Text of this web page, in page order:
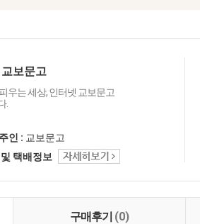
교보문고
우는 세상, 인터넷 교보문고
.
인 : 교보문고
택배정보
구매후기 (0)